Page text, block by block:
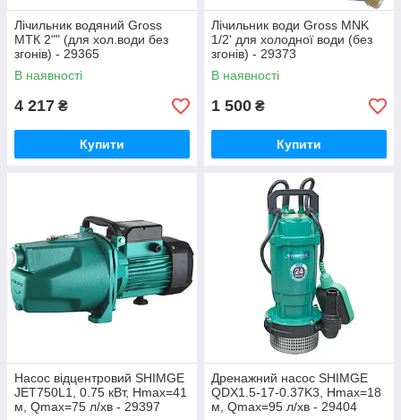
Лічильник водяний Gross
MTК 2"" (для хол.води без
згонів) - 29365
В наявності
4 217 ₴
Купити
Лічильник води Gross MNK
1/2' для холодної води (без
згонів) - 29373
В наявності
1 500 ₴
Купити
Насос відцентровий SHIMGE
JET750L1, 0.75 кВт, Нmax=41
м, Qmax=75 л/хв - 29397
Дренажний насос SHIMGE
QDX1.5-17-0.37K3, Нmax=18
м, Qmax=95 л/хв - 29404